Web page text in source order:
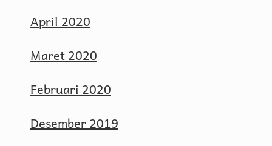
April 2020
Maret 2020
Februari 2020
Desember 2019